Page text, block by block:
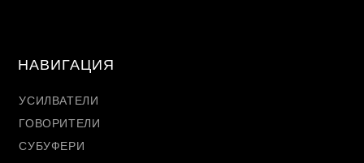
НАВИГАЦИЯ
УСИЛВАТЕЛИ
ГОВОРИТЕЛИ
СУБУФЕРИ